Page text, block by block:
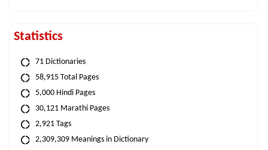
Statistics
71 Dictionaries
58,915 Total Pages
5,000 Hindi Pages
30,121 Marathi Pages
2,921 Tags
2,309,309 Meanings in Dictionary